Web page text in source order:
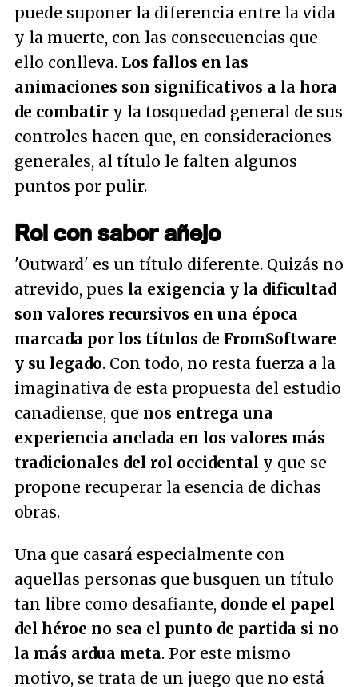
puede suponer la diferencia entre la vida
y la muerte, con las consecuencias que
ello conlleva. Los fallos en las
animaciones son significativos a la hora
de combatir y la tosquedad general de sus
controles hacen que, en consideraciones
generales, al título le falten algunos
puntos por pulir.
Rol con sabor añejo
'Outward' es un título diferente. Quizás no
atrevido, pues la exigencia y la dificultad
son valores recursivos en una época
marcada por los títulos de FromSoftware
y su legado. Con todo, no resta fuerza a la
imaginativa de esta propuesta del estudio
canadiense, que nos entrega una
experiencia anclada en los valores más
tradicionales del rol occidental y que se
propone recuperar la esencia de dichas
obras.
Una que casará especialmente con
aquellas personas que busquen un título
tan libre como desafiante, donde el papel
del héroe no sea el punto de partida si no
la más ardua meta. Por este mismo
motivo, se trata de un juego que no está